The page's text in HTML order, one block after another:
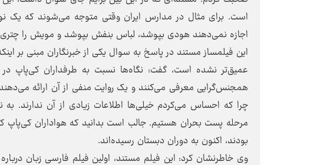
اجازه نمی‌دهند هودی بپوشد، لباس بنفش بپوشد و مویش را چتری
این فیلمساز مستند در پاسخ به سوال یکی از خبرنگاران مبنی بر
عمیق‌تر نشده است، گفت: نگاه‌ها نسبت به طرفداران کی‌پاپ در
همجنس‌گرایی معرفی می‌کنند و یک روایت منفی از آن ارائه
مرحله پست بحران هستیم. جالب است بدانید که هواداران کی‌پاپ
بودند، اکنون به دوران دبستان رسیده‌اند.
وی خاطرنشان کرد: این فیلم مستند، اولین فیلم فارسی زبان